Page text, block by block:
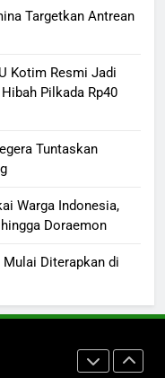
Targetkan Antrean
Kotim Resmi Jadi
Pilkada Rp40
Tuntaskan
Warga Indonesia,
Doraemon
Mulai Diterapkan di
Diduga Sengaja
Wali Kota Keluhkan
Diperkuat,
Antrean di
Komisioner KPU
Jadi Tersangka
Dana Hibah